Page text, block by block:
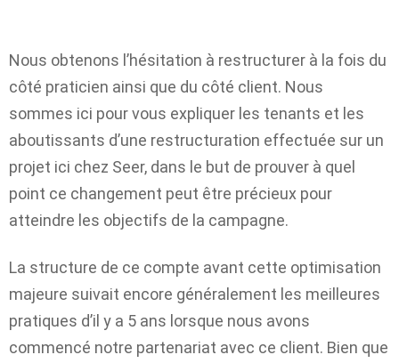
Nous obtenons l’hésitation à restructurer à la fois du
côté praticien ainsi que du côté client. Nous
sommes ici pour vous expliquer les tenants et les
aboutissants d’une restructuration effectuée sur un
projet ici chez Seer, dans le but de prouver à quel
point ce changement peut être précieux pour
atteindre les objectifs de la campagne.
La structure de ce compte avant cette optimisation
majeure suivait encore généralement les meilleures
pratiques d’il y a 5 ans lorsque nous avons
commencé notre partenariat avec ce client. Bien que